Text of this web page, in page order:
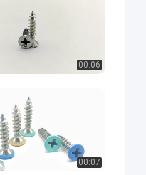
00:06
00:07